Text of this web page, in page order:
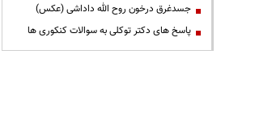
جسدغرق درخون روح الله داداشی (عکس)
پاسخ های دکتر توکلی به سوالات کنکوری ها